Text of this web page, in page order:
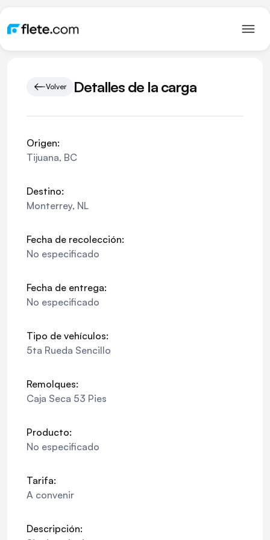
Volver Detalles de la carga
Origen:
Tijuana, BC
Destino:
Monterrey, NL
Fecha de recolección:
No especificado
Fecha de entrega:
No especificado
Tipo de vehículos:
5ta Rueda Sencillo
Remolques:
Caja Seca 53 Pies
Producto:
No especificado
Tarifa:
A convenir
Descripción: